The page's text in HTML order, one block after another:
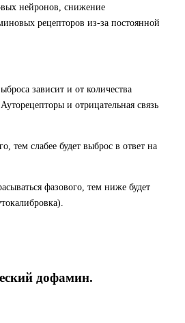
нейронов, снижение
рецепторов из-за постоянной
зависит и от количества
и отрицательная связь
тем слабее будет выброс в ответ на
фазового, тем ниже будет
дофамин.